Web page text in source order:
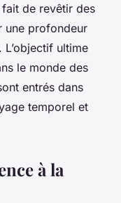
fait de revêtir des
une profondeur
ultime
le monde des
entrés dans
temporel et
à la